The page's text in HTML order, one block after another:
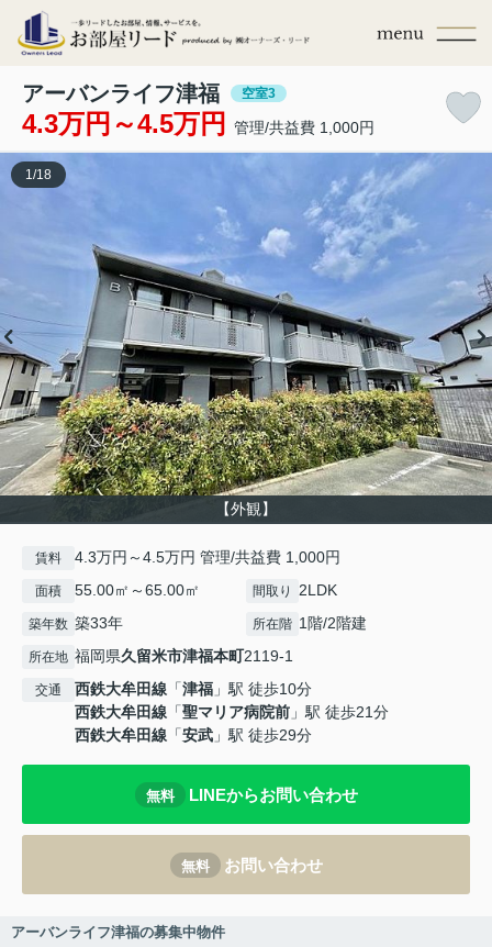
アーバンライフ津福 空室3
4.3万円～4.5万円 管理/共益費 1,000円
【外観】
1 /18
賃料 4.3万円～4.5万円 管理/共益費 1,000円
面積 55.00㎡～65.00㎡ 間取り 2LDK
築年数 築33年 所在階 1階/2階建
所在地 福岡県久留米市津福本町2119-1
交通 西鉄大牟田線 「津福 」駅 徒歩10分
西鉄大牟田線 「聖マリア病院前 」駅 徒歩21分
西鉄大牟田線 「安武 」駅 徒歩29分
無料 LINEからお問い合わせ
無料 お問い合わせ
アーバンライフ津福の募集中物件